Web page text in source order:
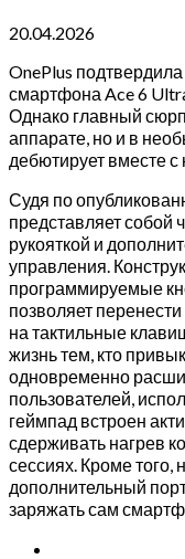
20.04.2026
OnePlus
смартфона Ace 6
Однако главный
аппарате, но и в
дебютирует вместе с
Судя по
представляет собой
рукояткой и
управления.
программируемые
позволяет
на тактильные
жизнь тем, кто
одновременно
пользователей,
геймпад встроен
сдерживать нагрев
сессиях. Кроме того,
дополнительный
заряжать сам